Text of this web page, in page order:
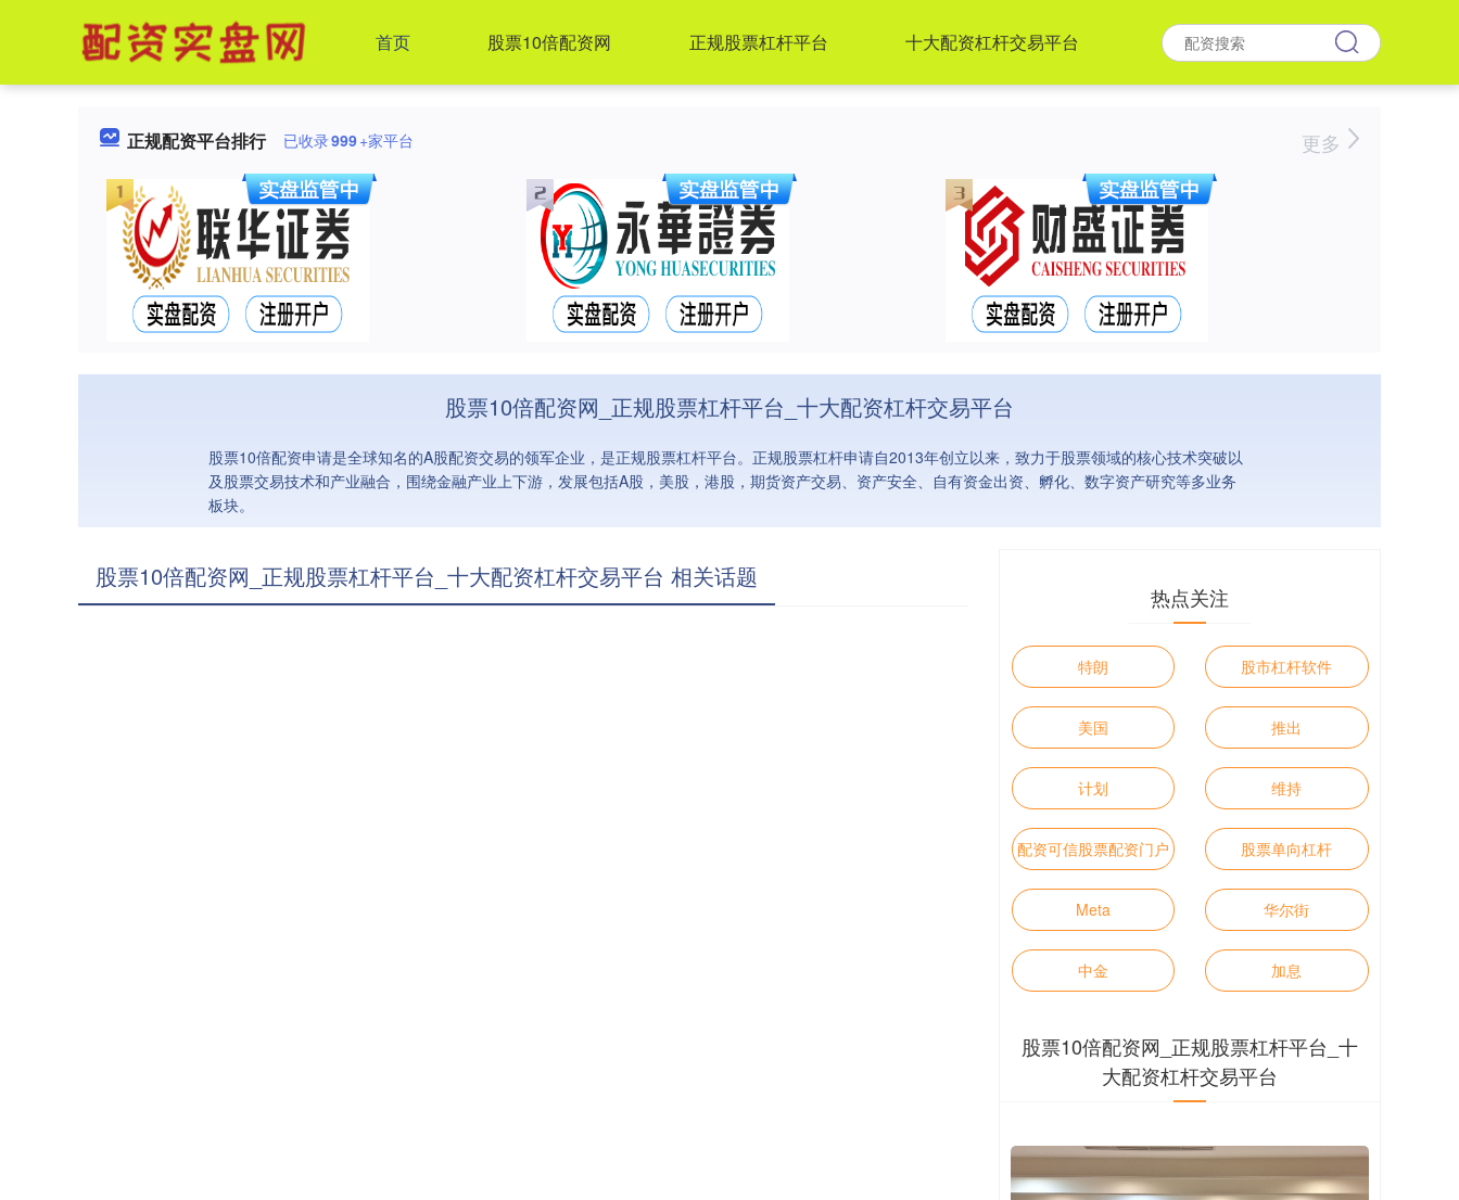
首页 股票10倍配资网 正规股票杠杆平台 十大配资杠杆交易平台
正规配资平台排行 已收录999+家平台 更多
股票10倍配资网_正规股票杠杆平台_十大配资杠杆交易平台
股票10倍配资申请是全球知名的A股配资交易的领军企业，是正规股票杠杆平台。正规股票杠杆申请自2013年创立以来，致力于股票领域的核心技术突破以
及股票交易技术和产业融合，围绕金融产业上下游，发展包括A股，美股，港股，期货资产交易、资产安全、自有资金出资、孵化、数字资产研究等多业务
板块。
股票10倍配资网_正规股票杠杆平台_十大配资杠杆交易平台 相关话题
热点关注
特朗 股市杠杆软件
美国 推出
计划 维持
配资可信股票配资门户 股票单向杠杆
Meta 华尔街
中金 加息
股票10倍配资网_正规股票杠杆平台_十
大配资杠杆交易平台